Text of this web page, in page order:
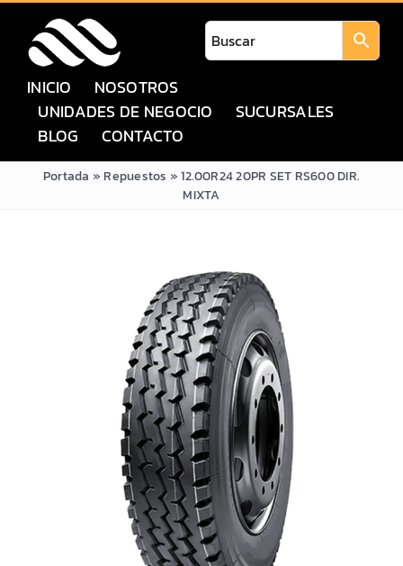
Saltar
contenido
INICIO
NOSOTROS
UNIDADES DE NEGOCIO
SUCURSALES
BLOG
CONTACTO
Portada » Repuestos »12.00R24 20PR SET RS600 DIR.
MIXTA